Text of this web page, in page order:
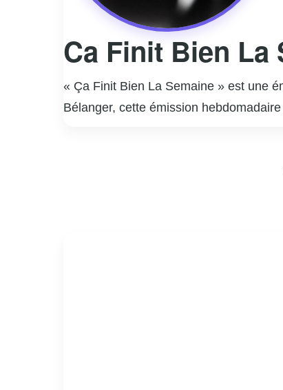
Ca Finit Bien La
« Ça Finit Bien La Semaine » est une
Bélanger, cette émission
segments humoristiques, des
« Ça Finit Bien La Semaine » se